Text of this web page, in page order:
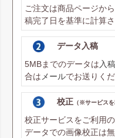
ご注文は商品ページか
稿完了日を基準に計算さ
データ入稿
5MBまでのデータは入
合はメールでお送りくだ
校正（※サービスを
校正サービスをご利用
データでの画像校正は無